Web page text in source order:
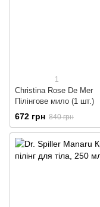
1
Christina Rose De Mer
Пілінгове мило (1 шт.)
672 грн 840 грн